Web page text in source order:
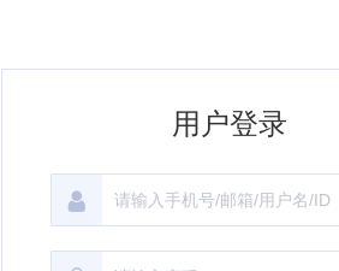
用户登录